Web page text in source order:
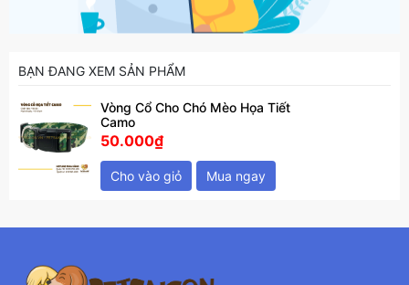
BẠN ĐANG XEM SẢN PHẨM
Vòng Cổ Cho Chó Mèo Họa Tiết
Camo
50.000₫
Cho vào giỏ Mua ngay